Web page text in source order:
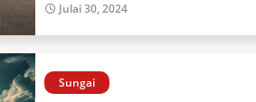
Julai 30, 2024
Sungai